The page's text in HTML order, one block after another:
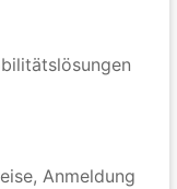
Anmeldung